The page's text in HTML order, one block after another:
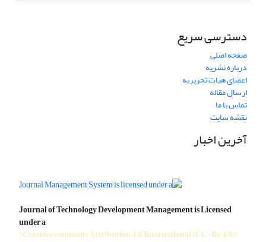
دسترسی سریع
صفحه اصلی
درباره نشریه
اعضای هیات تحریریه
ارسال مقاله
تماس با ما
نقشه سایت
آخرین اخبار
Journal of Technology Development Management is Licensed
under a
"Creative commons Attribution 4.0 International (CC-By 4.0)"